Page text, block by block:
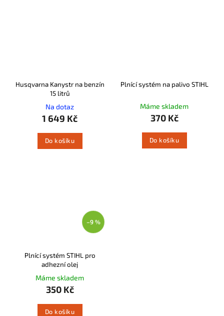
Husqvarna Kanystr na benzín
15 litrů
Na dotaz
1 649 Kč
Do košíku
Plnící systém na palivo STIHL
Máme skladem
370 Kč
Do košíku
–9 %
Plnící systém STIHL pro
adhezní olej
Máme skladem
350 Kč
Do košíku